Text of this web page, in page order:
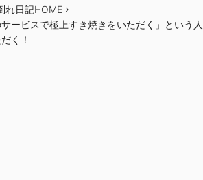
れ日記HOME
ービスで極上すき焼きをいただく」という人
く！